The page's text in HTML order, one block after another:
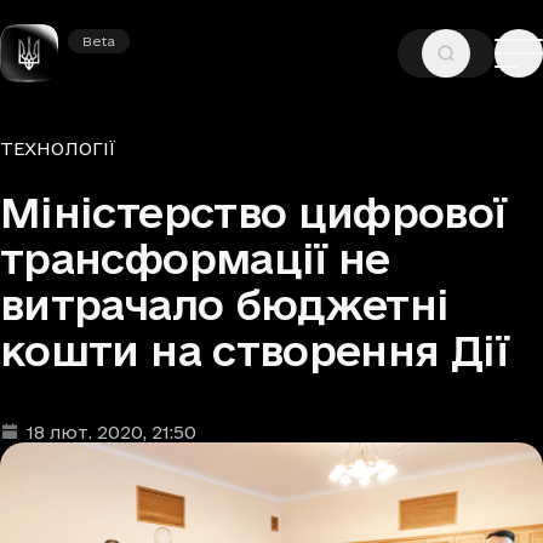
Beta
Beta
ГОЛОВНА —НОВИНИ
Рубрики
ТЕХНОЛОГІЇ
Міністерство цифрової
трансформації не
витрачало бюджетні
кошти на створення Дії
Дата та час публікації:
18 лют. 2020, 21:50